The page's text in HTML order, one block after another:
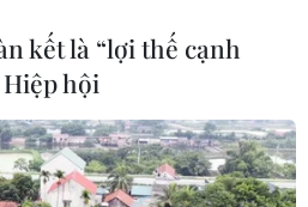
kết là “lợi thế cạnh
hội